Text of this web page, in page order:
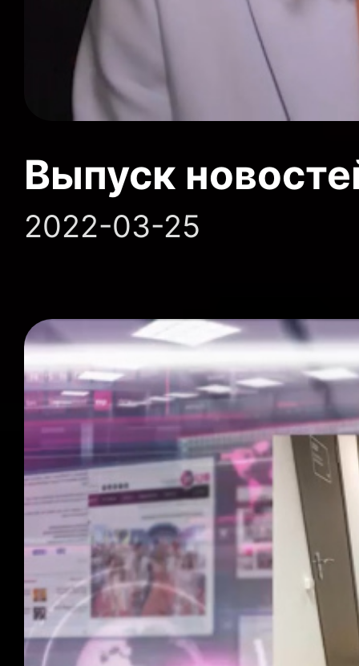
Выпуск
2022-03-25